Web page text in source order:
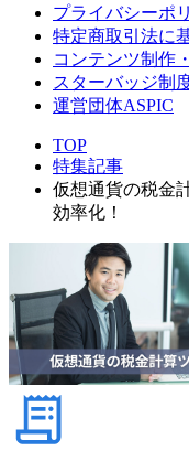
プライバシーポ
特定商取引法に
コンテンツ制作
スターバッジ制
運営団体ASPIC
TOP
特集記事
仮想通貨の税金
効率化！